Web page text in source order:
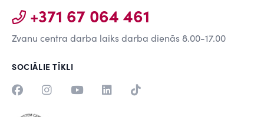
+371 67 064 461
Zvanu centra darba laiks darba dienās 8.00-17.00
SOCIĀLIE TĪKLI